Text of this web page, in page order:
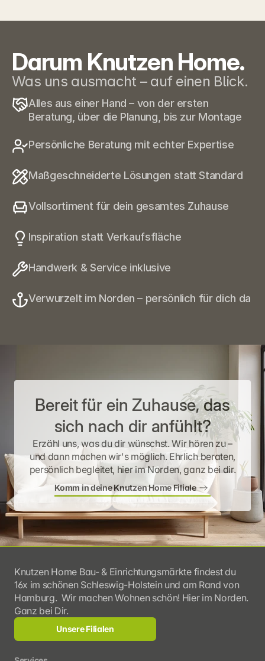
Darum Knutzen Home.
Was uns ausmacht – auf einen Blick.
Alles aus einer Hand – von der ersten
Beratung, über die Planung, bis zur Montage
Persönliche Beratung mit echter Expertise
Maßgeschneiderte Lösungen statt Standard
Vollsortiment für dein gesamtes Zuhause
Inspiration statt Verkaufsfläche
Handwerk & Service inklusive
Verwurzelt im Norden – persönlich für dich da
Bereit für ein Zuhause, das
sich nach dir anfühlt?
Erzähl uns, was du dir wünschst. Wir hören zu –
und dann machen wir's möglich. Ehrlich beraten,
persönlich begleitet, hier im Norden, ganz bei dir.
Komm in deine Knutzen Home Filiale
Knutzen Home Bau- & Einrichtungsmärkte findest du
16x im schönen Schleswig-Holstein und am Rand von
Hamburg.  Wir machen Wohnen schön! Hier im Norden.
Ganz bei Dir.
Unsere Filialen